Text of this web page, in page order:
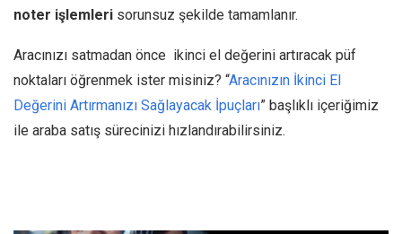
noter işlemleri sorunsuz şekilde tamamlanır.
Aracınızı satmadan önce ikinci el değerini artıracak püf
noktaları öğrenmek ister misiniz? “Aracınızın İkinci El
Değerini Artırmanızı Sağlayacak İpuçları” başlıklı içeriğimiz
ile araba satış sürecinizi hızlandırabilirsiniz.